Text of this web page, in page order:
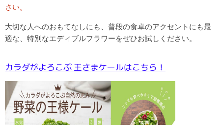
さい。
大切な人へのおもてなしにも、普段の食卓のアクセントにも最
適な、特別なエディブルフラワーをぜひお試しください。
カラダがよろこぶ 王さまケールはこちら！